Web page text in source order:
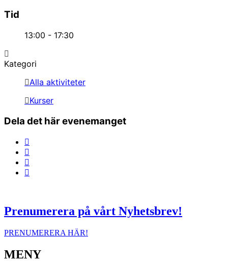
Tid
13:00 - 17:30
Kategori
Alla aktiviteter
Kurser
Dela det här evenemanget
Prenumerera på vårt Nyhetsbrev!
PRENUMERERA HÄR!
MENY